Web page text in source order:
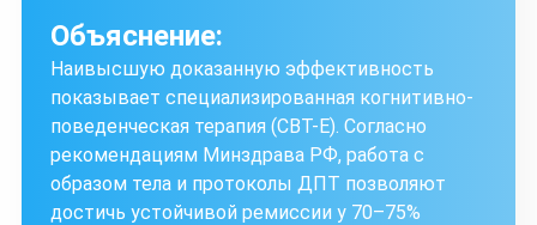
Объяснение:
Наивысшую доказанную эффективность
показывает специализированная когнитивно-
поведенческая терапия (CBT-E). Согласно
рекомендациям Минздрава РФ, работа с
образом тела и протоколы ДПТ позволяют
достичь устойчивой ремиссии у 70–75%